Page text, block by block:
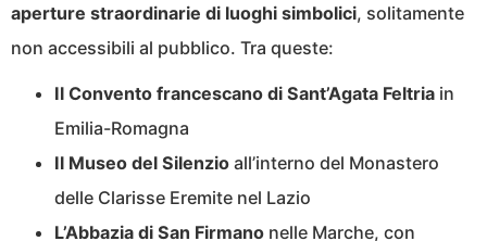
aperture straordinarie di luoghi simbolici, solitamente
non accessibili al pubblico. Tra queste:
Il Convento francescano di Sant’Agata Feltria in
Emilia-Romagna
Il Museo del Silenzio all’interno del Monastero
delle Clarisse Eremite nel Lazio
L’Abbazia di San Firmano nelle Marche, con